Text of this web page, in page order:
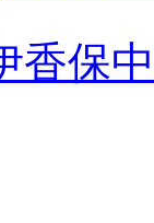
香保